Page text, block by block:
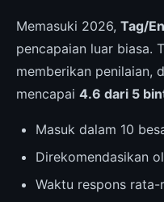
Memasuki 2026, Tag/
pencapaian luar biasa.
memberikan penilaian,
mencapai 4.6 dari 5
Masuk dalam 10
Direkomendasikan
Waktu respons